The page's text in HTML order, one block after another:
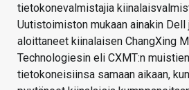
tietokonevalmistajia
Uutistoimiston mukaan ainakin Dell
aloittaneet kiinalaisen ChangXing
Technologiesin eli CXMT:n
tietokoneisiinsa samaan aikaan,